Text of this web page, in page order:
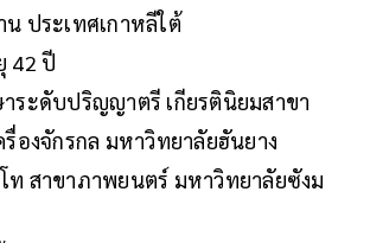
ประเทศเกาหลีใต้
42 ปี
ระดับปริญญาตรี เกียรตินิยมสาขา
รื่องจักรกล มหาวิทยาลัยฮันยาง
สาขาภาพยนตร์ มหาวิทยาลัยซังม